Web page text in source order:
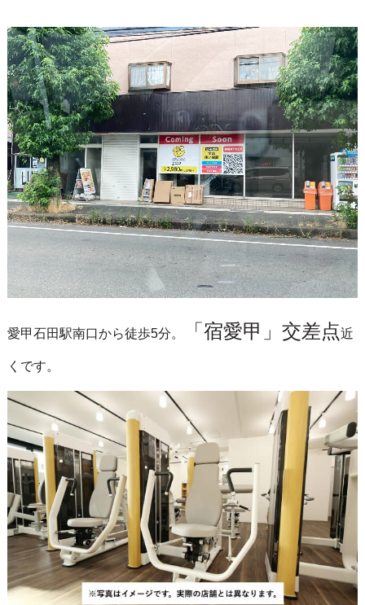
愛甲石田駅南口から徒歩5分。 「宿愛甲」交差点近
く です。